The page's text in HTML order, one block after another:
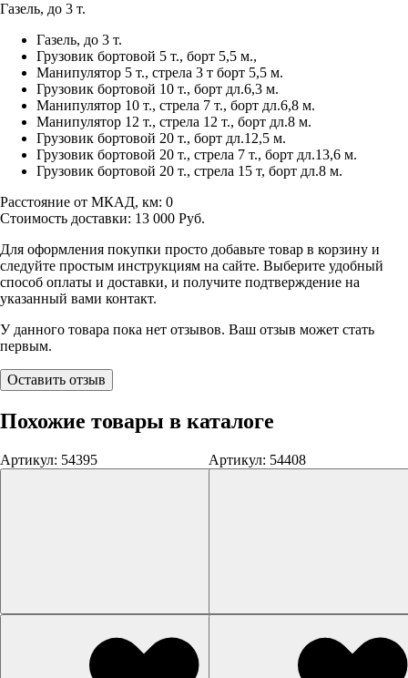
Газель, до 3 т.
Газель, до 3 т.
Грузовик бортовой 5 т., борт 5,5 м.,
Манипулятор 5 т., стрела 3 т борт 5,5 м.
Грузовик бортовой 10 т., борт дл.6,3 м.
Манипулятор 10 т., стрела 7 т., борт дл.6,8 м.
Манипулятор 12 т., стрела 12 т., борт дл.8 м.
Грузовик бортовой 20 т., борт дл.12,5 м.
Грузовик бортовой 20 т., стрела 7 т., борт дл.13,6 м.
Грузовик бортовой 20 т., стрела 15 т, борт дл.8 м.
Расстояние от МКАД, км: 0
Стоимость доставки: 13 000 Руб.
Для оформления покупки просто добавьте товар в корзину и
следуйте простым инструкциям на сайте. Выберите удобный
способ оплаты и доставки, и получите подтверждение на
указанный вами контакт.
У данного товара пока нет отзывов. Ваш отзыв может стать
первым.
Оставить отзыв
Похожие товары в каталоге
Артикул: 54395 Артикул: 54408